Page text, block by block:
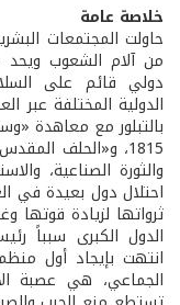
خلاصة عامة
حاولت المجتمعات
من آلام الشعوب ويحد
دولي قائم على
الدولية المختلفة عبر
والثورة الصناعية،
احتلال دول بعيدة في
ثرواتها لزيادة قوتها
الدول الكبرى سبباً
انتهت بإيجاد أول